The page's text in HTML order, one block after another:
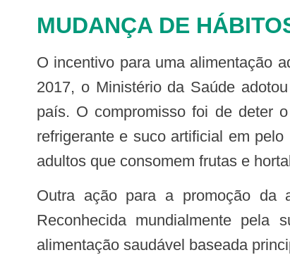
MUDANÇA DE
O incentivo para uma alimentação adequada e saudável e a prática de atividades físicas é prioridade do Governo Federal. Em
2017, o Ministério da Saúde
país. O compromisso foi de deter
refrigerante e suco artificial em
adultos que consomem frutas e
Outra ação para a promoção da alimentação saudável é a publicação do Guia Alimentar para a População Brasileira.
Reconhecida mundialmente pela
alimentação saudável baseada